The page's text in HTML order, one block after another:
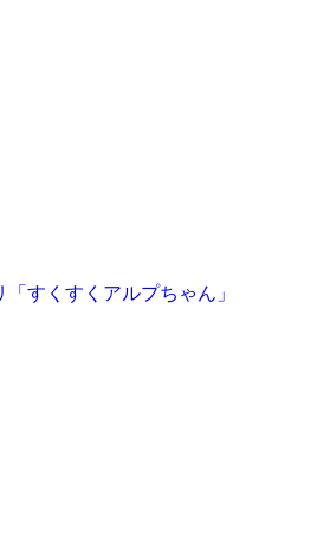
すくすくアルプちゃん」